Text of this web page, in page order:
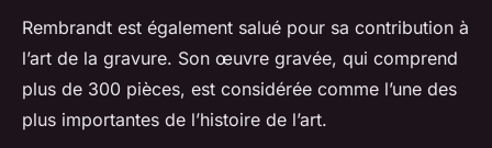
Rembrandt est également salué pour sa contribution à
l’art de la gravure. Son œuvre gravée, qui comprend
plus de 300 pièces, est considérée comme l’une des
plus importantes de l’histoire de l’art.